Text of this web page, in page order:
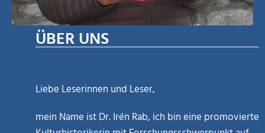
ÜBER UNS
Liebe Leserinnen und Leser,
mein Name ist Dr. Irén Rab, ich bin eine promovierte